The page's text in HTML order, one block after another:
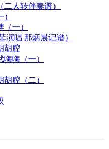
人转伴奏谱）
一）
演唱 那炳晨记谱）
胡腔
嗨嗨（一）
胡腔（二）